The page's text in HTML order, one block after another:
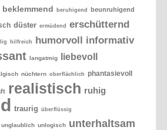
beklemmend beruhigend beunruhigend
düster ermüdend erschütternd
hilfreich humorvoll informativ
langatmig liebevoll
nüchtern oberflächlich phantasievoll
realistisch ruhig
traurig überflüssig
unglaublich unlogisch unterhaltsam